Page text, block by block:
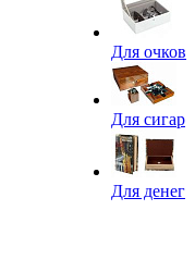
Для очков
Для сигар
Для денег